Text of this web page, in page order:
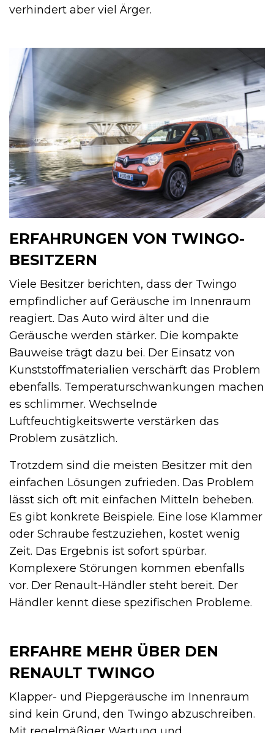
verhindert aber viel Ärger.
ERFAHRUNGEN VON TWINGO-
BESITZERN
Viele Besitzer berichten, dass der Twingo
empfindlicher auf Geräusche im Innenraum
reagiert. Das Auto wird älter und die
Geräusche werden stärker. Die kompakte
Bauweise trägt dazu bei. Der Einsatz von
Kunststoffmaterialien verschärft das Problem
ebenfalls. Temperaturschwankungen machen
es schlimmer. Wechselnde
Luftfeuchtigkeitswerte verstärken das
Problem zusätzlich.
Trotzdem sind die meisten Besitzer mit den
einfachen Lösungen zufrieden. Das Problem
lässt sich oft mit einfachen Mitteln beheben.
Es gibt konkrete Beispiele. Eine lose Klammer
oder Schraube festzuziehen, kostet wenig
Zeit. Das Ergebnis ist sofort spürbar.
Komplexere Störungen kommen ebenfalls
vor. Der Renault-Händler steht bereit. Der
Händler kennt diese spezifischen Probleme.
ERFAHRE MEHR ÜBER DEN
RENAULT TWINGO
Klapper- und Piepgeräusche im Innenraum
sind kein Grund, den Twingo abzuschreiben.